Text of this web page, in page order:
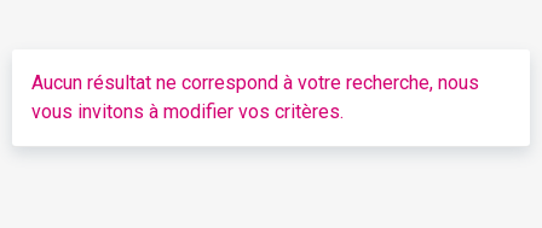
Aucun résultat ne correspond à votre recherche, nous
vous invitons à modifier vos critères.